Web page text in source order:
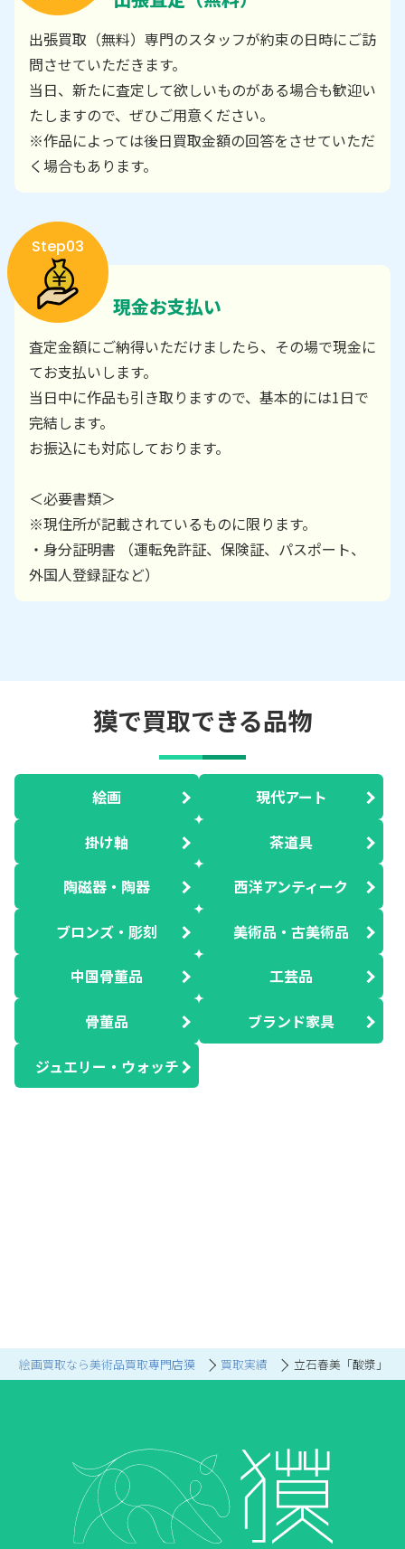
絵画買取なら美術品買取専門店獏 買取実績 立石春美「酸漿」
出張買取（無料）専門のスタッフが約束の日時にご訪
問させていただきます。
当日、新たに査定して欲しいものがある場合も歓迎い
たしますので、ぜひご用意ください。
※作品によっては後日買取金額の回答をさせていただ
く場合もあります。
Step03
現金お支払い
査定金額にご納得いただけましたら、その場で現金に
てお支払いします。
当日中に作品も引き取りますので、基本的には1日で
完結します。
お振込にも対応しております。
＜必要書類＞
※現住所が記載されているものに限ります。
・身分証明書 （運転免許証、保険証、パスポート、
外国人登録証など）
獏で買取できる品物
絵画 現代アート
掛け軸 茶道具
陶磁器・陶器 西洋アンティーク
ブロンズ・彫刻 美術品・古美術品
中国骨董品 工芸品
骨董品 ブランド家具
ジュエリー・ウォッチ